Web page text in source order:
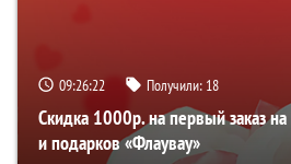
09:26:21 Получили: 18
Скидка 1000р. на первый заказ
и подарков «Флаувау»